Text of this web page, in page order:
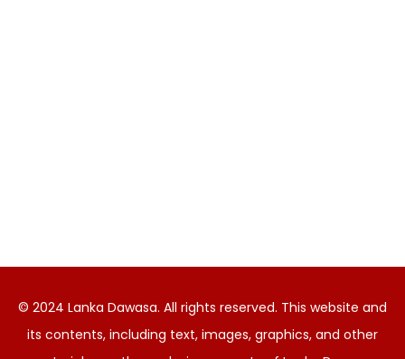
© 2024 Lanka Dawasa. All rights reserved. This website and
its contents, including text, images, graphics, and other